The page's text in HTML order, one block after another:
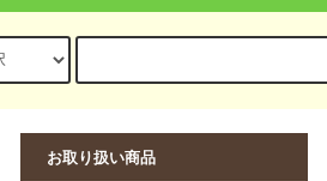
お取り扱い商品